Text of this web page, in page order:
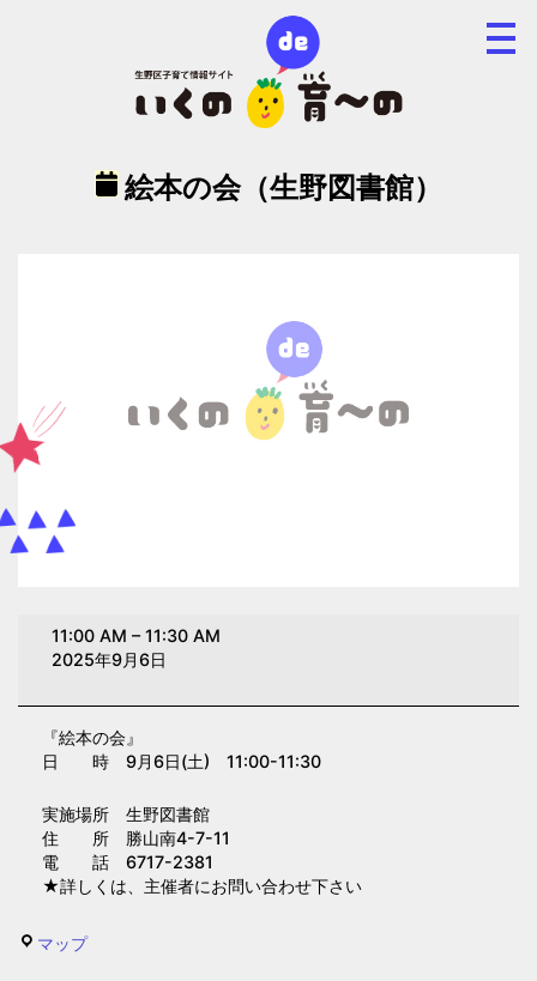
絵本の会（生野図書館）
館）
11:00 AM –11:30 AM
2025年9月6日
『絵本の会』
日 時 9月6日(土) 11:00-11:30
実施場所 生野図書館
住 所 勝山南4-7-11
電 話 6717-2381
★詳しくは、主催者にお問い合わせ下さい
マップ生